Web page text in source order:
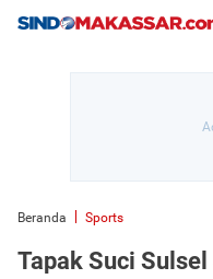
Beranda Sports
Tapak Suci